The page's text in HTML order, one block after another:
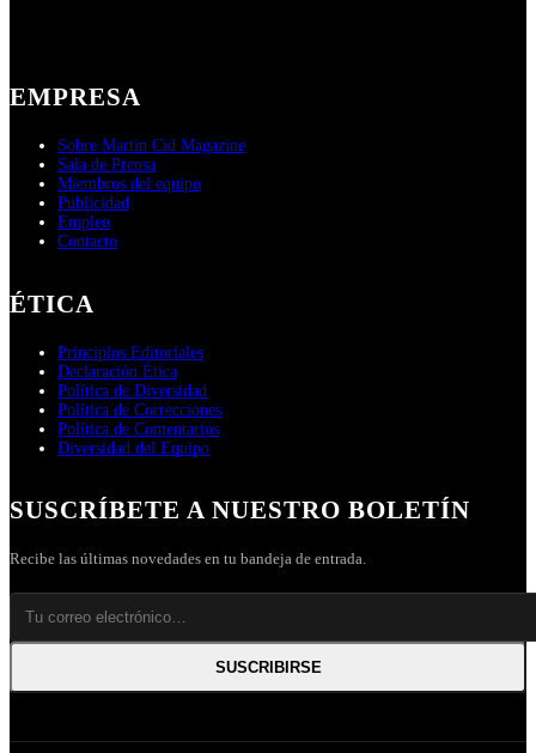
EMPRESA
Sobre Martin Cid Magazine
Sala de Prensa
Miembros del equipo
Publicidad
Empleo
Contacto
ÉTICA
Principios Editoriales
Declaración Ética
Política de Diversidad
Política de Correcciones
Política de Comentarios
Diversidad del Equipo
SUSCRÍBETE A NUESTRO BOLETÍN
Recibe las últimas novedades en tu bandeja de entrada.
SUSCRIBIRSE